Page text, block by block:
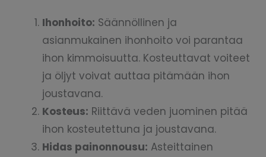
Ihonhoito: Säännöllinen ja
asianmukainen ihonhoito voi parantaa
ihon kimmoisuutta. Kosteuttavat voiteet
ja öljyt voivat auttaa pitämään ihon
joustavana.
Kosteus: Riittävä veden juominen pitää
ihon kosteutettuna ja joustavana.
Hidas painonnousu: Asteittainen